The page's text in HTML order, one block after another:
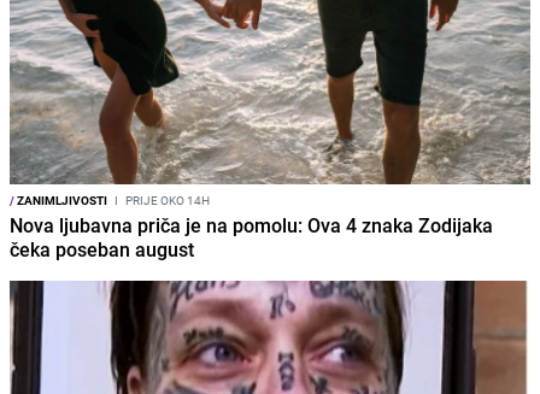
/ZANIMLJIVOSTI I PRIJE OKO 14H
Nova ljubavna priča je na pomolu: Ova 4 znaka Zodijaka
čeka poseban august